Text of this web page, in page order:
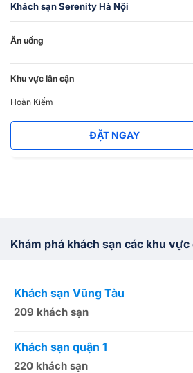
Khách sạn Serenity Hà Nội
Ăn uống
Khu vực lân cận
Hoàn Kiếm
ĐẶT NGAY
Khám phá khách sạn các khu vực
Khách sạn Vũng Tàu
209 khách sạn
Khách sạn quận 1
220 khách sạn